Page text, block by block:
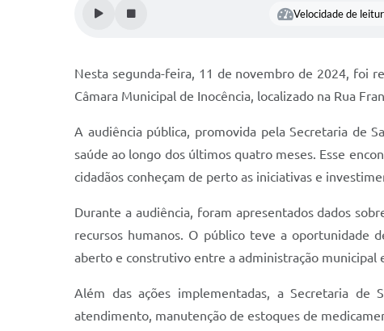
Velocidade de
Nesta segunda-feira, 11 de novembro de 2024, foi
Câmara Municipal de Inocência, localizado na Rua
A audiência pública, promovida pela Secretaria de
saúde ao longo dos últimos quatro meses. Esse
cidadãos conheçam de perto as iniciativas e
Durante a audiência, foram apresentados dados
recursos humanos. O público teve a oportunidade
aberto e construtivo entre a administração municipal
Além das ações implementadas, a Secretaria de
atendimento, manutenção de estoques de